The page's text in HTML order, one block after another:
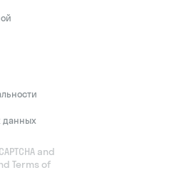
данных
and
Terms of